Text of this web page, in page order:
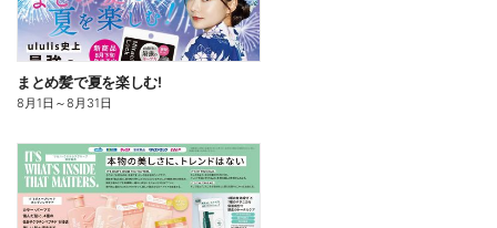
まとめ髪で夏を楽しむ!
8月1日 ～8月31日